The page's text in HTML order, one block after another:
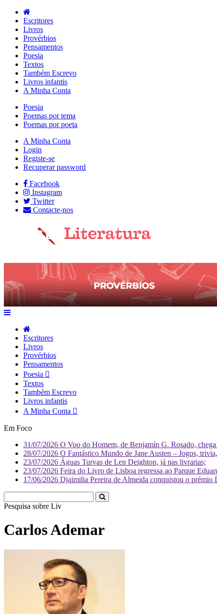
Escritores
Livros
Provérbios
Pensamentos
Poesia
Textos
Também Escrevo
Livros infantis
A Minha Conta
Poesia
Poemas por tema
Poemas por poeta
A Minha Conta
Login
Registe-se
Recuperar password
Facebook
Instagram
Twitter
Contacte-nos
Escritores
Livros
Provérbios
Pensamentos
Poesia
Textos
Também Escrevo
Livros infantis
A Minha Conta
Em Foco
31/07/2026 O Voo do Homem, de Benjamín G. Rosado,
28/07/2026 O Fantástico Mundo de Jane Austen – Jogos,
23/07/2026 Águas Turvas de Len Deighton, já nas livrarias;
23/07/2026 Feira do Livro de Lisboa regressa ao Parque
17/06/2026 Djaimilia Pereira de Almeida conquistou o
Pesquisa sobre Literatura
Carlos Ademar